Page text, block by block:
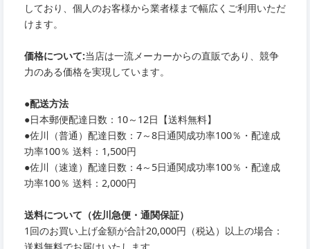
しており、個人のお客様から業者様まで幅広くご利用いただ
けます。
価格について:当店は一流メーカーからの直販であり、競争
力のある価格を実現しています。
●配送方法
●日本郵便配達日数：10～12日【送料無料】
●佐川（普通）配達日数：7～8日通関成功率100％・配達成
功率100％ 送料：1,500円
●佐川（速達）配達日数：4～5日通関成功率100％・配達成
功率100％ 送料：2,000円
送料について（佐川急便・通関保証）
1回のお買い上げ金額が合計20,000円（税込）以上の場合：